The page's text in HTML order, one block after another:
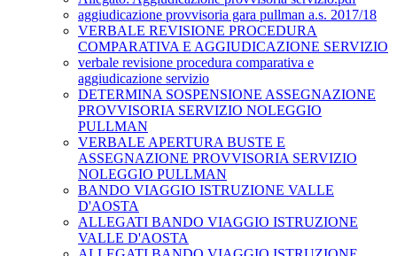
aggiudicazione provvisoria gara pullman a.s. 2017/18
VERBALE REVISIONE PROCEDURA
COMPARATIVA E AGGIUDICAZIONE SERVIZIO
verbale revisione procedura comparativa e
aggiudicazione servizio
DETERMINA SOSPENSIONE ASSEGNAZIONE
PROVVISORIA SERVIZIO NOLEGGIO
PULLMAN
VERBALE APERTURA BUSTE E
ASSEGNAZIONE PROVVISORIA SERVIZIO
NOLEGGIO PULLMAN
BANDO VIAGGIO ISTRUZIONE VALLE
D'AOSTA
ALLEGATI BANDO VIAGGIO ISTRUZIONE
VALLE D'AOSTA